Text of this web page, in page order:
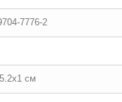
7776-2
см